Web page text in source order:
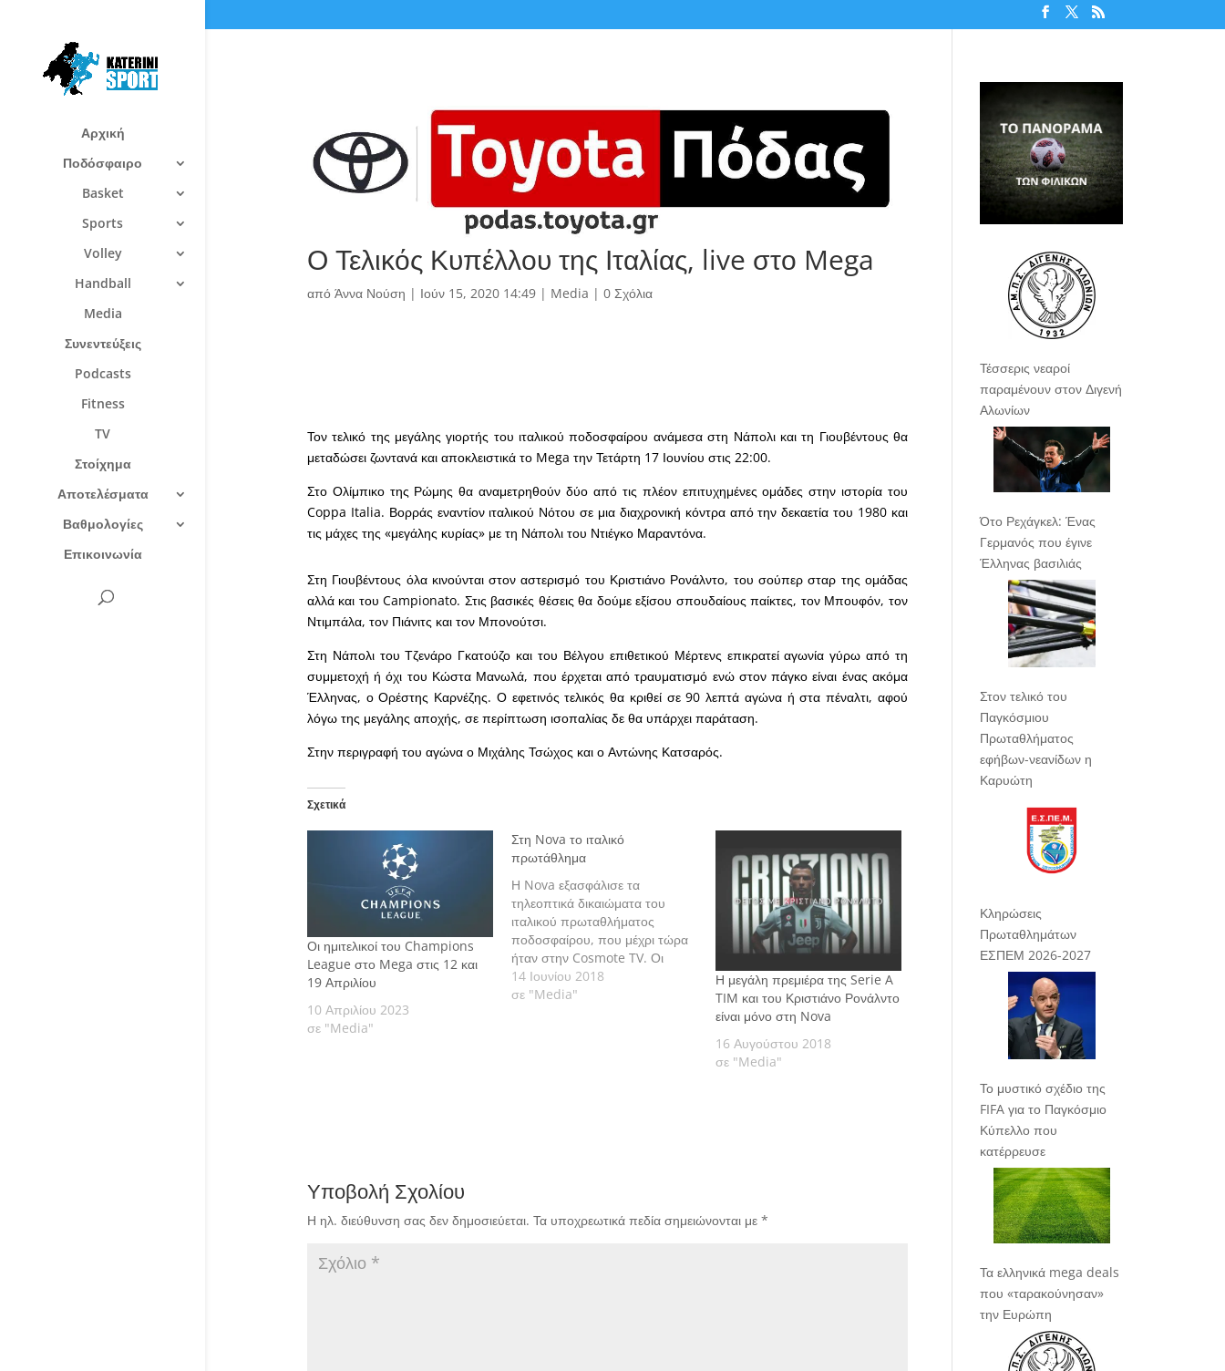
Αρχική
Ποδόσφαιρο
Basket
Sports
Volley
Handball
Media
Συνεντεύξεις
Podcasts
Fitness
TV
Στοίχημα
Αποτελέσματα
Βαθμολογίες
Επικοινωνία
Ο Τελικός Κυπέλλου της Ιταλίας, live στο Mega
από Άννα Νούση | Ιούν 15, 2020 14:49| Media | 0 Σχόλια
Τον τελικό της μεγάλης γιορτής του ιταλικού ποδοσφαίρου ανάμεσα στη Νάπολι και τη Γιουβέντους θα
μεταδώσει ζωντανά και αποκλειστικά το Mega την Τετάρτη 17 Ιουνίου στις 22:00.
Στο Ολίμπικο της Ρώμης θα αναμετρηθούν δύο από τις πλέον επιτυχημένες ομάδες στην ιστορία του
Coppa Italia. Βορράς εναντίον ιταλικού Νότου σε μια διαχρονική κόντρα από την δεκαετία του 1980 και
τις μάχες της «μεγάλης κυρίας» με τη Νάπολι του Ντιέγκο Μαραντόνα.
Στη Γιουβέντους όλα κινούνται στον αστερισμό του Κριστιάνο Ρονάλντο, του σούπερ σταρ της ομάδας
αλλά και του Campionato. Στις βασικές θέσεις θα δούμε εξίσου σπουδαίους παίκτες, τον Μπουφόν, τον
Ντιμπάλα, τον Πιάνιτς και τον Μπονούτσι.
Στη Νάπολι του Τζενάρο Γκατούζο και του Βέλγου επιθετικού Μέρτενς επικρατεί αγωνία γύρω από τη
συμμετοχή ή όχι του Κώστα Μανωλά, που έρχεται από τραυματισμό ενώ στον πάγκο είναι ένας ακόμα
Έλληνας, ο Ορέστης Καρνέζης. Ο εφετινός τελικός θα κριθεί σε 90 λεπτά αγώνα ή στα πέναλτι, αφού
λόγω της μεγάλης αποχής, σε περίπτωση ισοπαλίας δε θα υπάρχει παράταση.
Στην περιγραφή του αγώνα ο Μιχάλης Τσώχος και ο Αντώνης Κατσαρός.
Σχετικά
Οι ημιτελικοί του Champions
League στο Mega στις 12 και
19 Απριλίου
10 Απριλίου 2023
σε "Media"
Στη Nova το ιταλικό
πρωτάθλημα
Η Nova εξασφάλισε τα
τηλεοπτικά δικαιώματα του
ιταλικού πρωταθλήματος
ποδοσφαίρου, που μέχρι τώρα
ήταν στην Cosmote TV. Οι
ζώνες μετάδοσης των αγώνων
είναι οι εξής: Σάββατο 16:00,
14 Ιουνίου 2018
σε "Media"
Η μεγάλη πρεμιέρα της Serie A
TIM και του Κριστιάνο Ρονάλντο
είναι μόνο στη Nova
16 Αυγούστου 2018
σε "Media"
Υποβολή Σχολίου
Η ηλ. διεύθυνση σας δεν δημοσιεύεται. Τα υποχρεωτικά πεδία σημειώνονται με *
Τέσσερις νεαροί
παραμένουν στον Διγενή
Αλωνίων
Ότο Ρεχάγκελ: Ένας
Γερμανός που έγινε
Έλληνας βασιλιάς
Στον τελικό του
Παγκόσμιου
Πρωταθλήματος
εφήβων-νεανίδων η
Καρυώτη
Κληρώσεις
Πρωταθλημάτων
ΕΣΠΕΜ 2026-2027
Το μυστικό σχέδιο της
FIFA για το Παγκόσμιο
Κύπελλο που
κατέρρευσε
Τα ελληνικά mega deals
που «ταρακούνησαν»
την Ευρώπη